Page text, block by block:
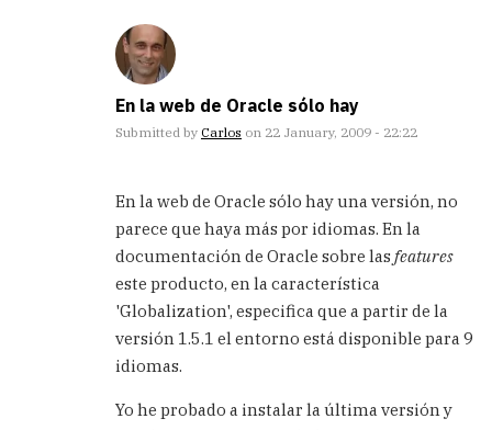
En la web de Oracle sólo hay
Submitted by Carlos on 22 January, 2009 - 22:22
reply
SQL
DEVELOPER
by
Sebastian
verified)
En la web de Oracle sólo hay una versión, no
parece que haya más por idiomas. En la
documentación de Oracle sobre las features
este producto, en la característica
'Globalization', especifica que a partir de la
versión 1.5.1 el entorno está disponible para 9
idiomas.
Yo he probado a instalar la última versión y